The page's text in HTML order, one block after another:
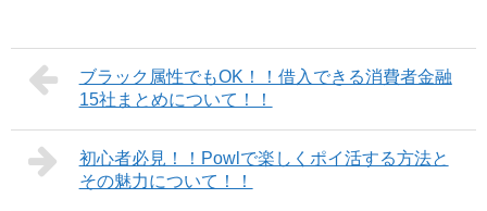
ブラック属性でもOK！！借入できる消費者金融
15社まとめについて！！
初心者必見！！Powlで楽しくポイ活する方法と
その魅力について！！